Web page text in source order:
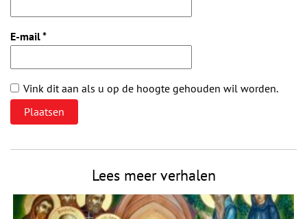
E-mail*
Vink dit aan als u op de hoogte gehouden wil worden.
Lees meer verhalen